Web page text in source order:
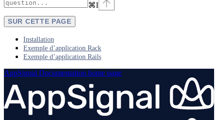
⌘I
SUR CETTE PAGE
Installation
Exemple d’application Rack
Exemple d’application Rails
AppSignal Documentation home page